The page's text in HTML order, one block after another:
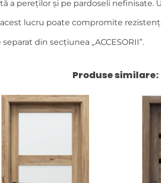
a pereților și pe pardoseli nefinisate.
lucru poate compromite
din secțiunea „ACCESORII”.
Produse similare: